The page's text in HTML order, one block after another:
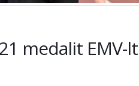
medalit EMV-lt